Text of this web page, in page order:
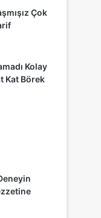
Çok
Kolay
Kat Börek